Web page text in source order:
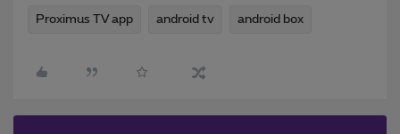
Proximus TV app android tv android box